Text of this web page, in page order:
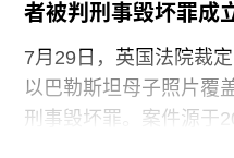
者被判刑事毁坏罪成
7月29日，英国法院裁
以巴勒斯坦母子照片覆
刑事毁坏罪。案件源于